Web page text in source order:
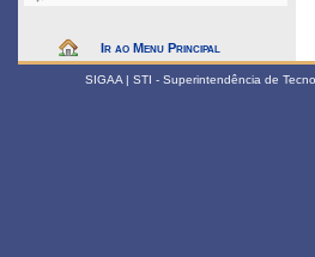
Ir ao Menu Principal
SIGAA | STI - Superintendência de